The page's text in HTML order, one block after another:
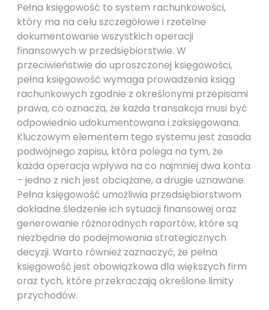
Pełna księgowość to system rachunkowości,
który ma na celu szczegółowe i rzetelne
dokumentowanie wszystkich operacji
finansowych w przedsiębiorstwie. W
przeciwieństwie do uproszczonej księgowości,
pełna księgowość wymaga prowadzenia ksiąg
rachunkowych zgodnie z określonymi przepisami
prawa, co oznacza, że każda transakcja musi być
odpowiednio udokumentowana i zaksięgowana.
Kluczowym elementem tego systemu jest zasada
podwójnego zapisu, która polega na tym, że
każda operacja wpływa na co najmniej dwa konta
– jedno z nich jest obciążane, a drugie uznawane.
Pełna księgowość umożliwia przedsiębiorstwom
dokładne śledzenie ich sytuacji finansowej oraz
generowanie różnorodnych raportów, które są
niezbędne do podejmowania strategicznych
decyzji. Warto również zaznaczyć, że pełna
księgowość jest obowiązkowa dla większych firm
oraz tych, które przekraczają określone limity
przychodów.